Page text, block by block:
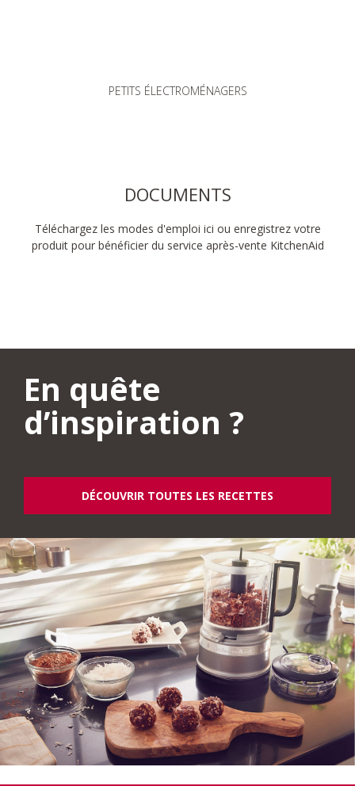
PETITS ÉLECTROMÉNAGERS
DOCUMENTS
Téléchargez les modes d'emploi ici ou enregistrez votre
produit pour bénéficier du service après-vente KitchenAid
En quête
d’inspiration ?
DÉCOUVRIR TOUTES LES RECETTES